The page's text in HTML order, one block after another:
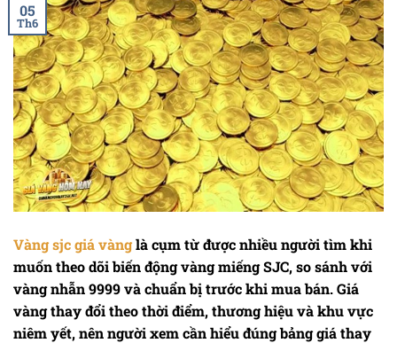
05
Th6
Vàng sjc giá vànglà cụm từ được nhiều người tìm khi
muốn theo dõi biến động vàng miếng SJC, so sánh với
vàng nhẫn 9999 và chuẩn bị trước khi mua bán. Giá
vàng thay đổi theo thời điểm, thương hiệu và khu vực
niêm yết, nên người xem cần hiểu đúng bảng giá thay